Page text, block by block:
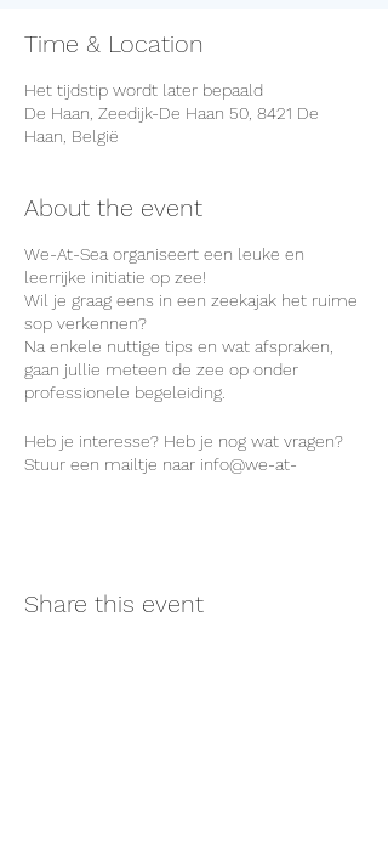
Time & Location
Het tijdstip wordt later bepaald
De Haan, Zeedijk-De Haan 50, 8421 De
Haan, België
About the event
We-At-Sea organiseert een leuke en
leerrijke initiatie op zee!
Wil je graag eens in een zeekajak het ruime
sop verkennen?
Na enkele nuttige tips en wat afspraken,
gaan jullie meteen de zee op onder
professionele begeleiding.
Heb je interesse? Heb je nog wat vragen?
Stuur een mailtje naar info@we-at-
Share this event